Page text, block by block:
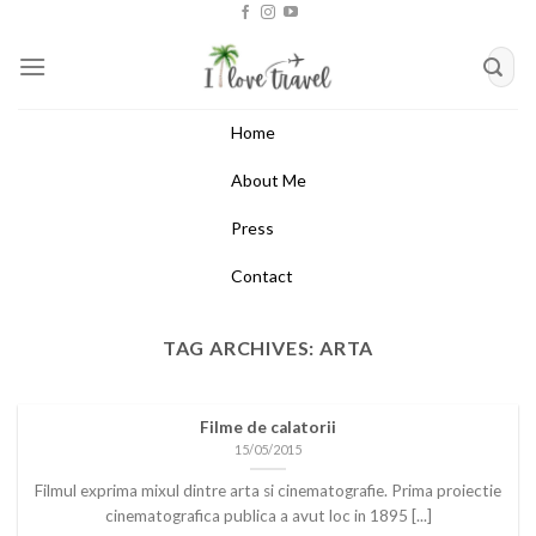
content
Home
About Me
Press
Contact
TAG ARCHIVES: ARTA
Filme de calatorii
15/05/2015
Filmul exprima mixul dintre arta si cinematografie. Prima proiectie
cinematografica publica a avut loc in 1895 [...]